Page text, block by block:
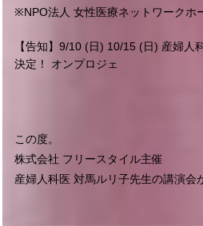
※NPO法人 女性医療ネットワークホ
【告知】9/10 (日) 10/15 (日) 産婦人
決定！ オンプロジェ
この度。
株式会社 フリースタイル主催
産婦人科医 対馬ルリ子先生の講演会